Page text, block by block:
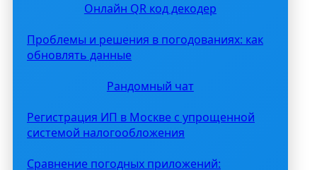
Онлайн QR код декодер
Проблемы и решения в погодованиях: как
обновлять данные
Рандомный чат
Регистрация ИП в Москве с упрощенной
системой налогообложения
Сравнение погодных приложений: